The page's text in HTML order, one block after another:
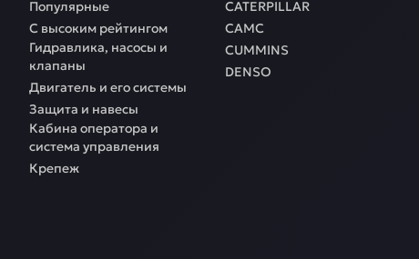
Популярные
С высоким рейтингом
Гидравлика, насосы и
клапаны
Двигатель и его системы
Защита и навесы
Кабина оператора и
система управления
Крепеж
CATERPILLAR
CAMC
CUMMINS
DENSO